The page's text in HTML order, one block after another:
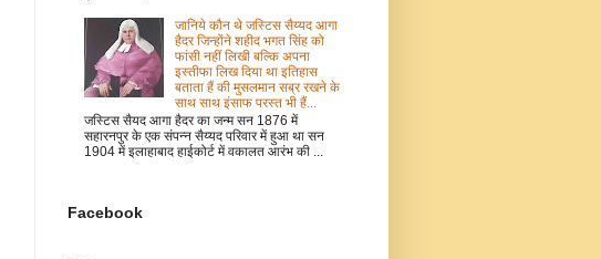
जानिये कौन थे जस्टिस सैय्यद आगा
हैदर जिन्होंने शहीद भगत सिंह को
फांसी नहीं लिखी बल्कि अपना
इस्तीफा लिख दिया था इतिहास
बताता हैं की मुसलमान सब्र रखने के
साथ साथ इंसाफ परस्त भी हैं...
जस्टिस सैयद आगा हैदर का जन्म सन 1876 में
सहारनपुर के एक संपन्न सैय्यद परिवार में हुआ था सन
1904 में इलाहाबाद हाईकोर्ट में वकालत आरंभ की ...
Facebook